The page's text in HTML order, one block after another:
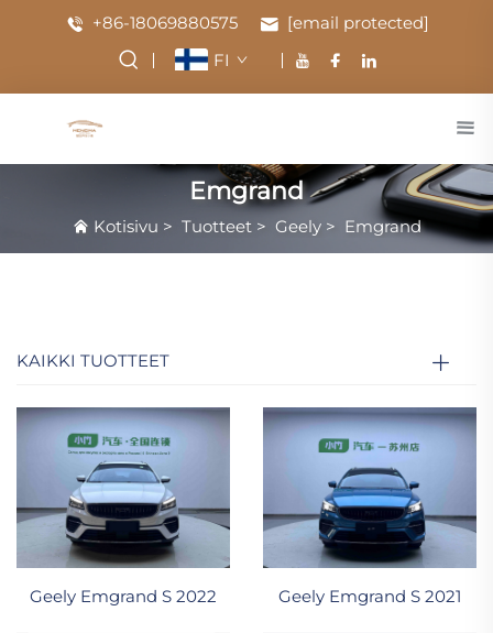
+86-18069880575
[email protected]
FI
Emgrand
Kotisivu > Tuotteet> Geely> Emgrand
KAIKKI TUOTTEET
Geely Emgrand S 2022 Geely Emgrand S 2021